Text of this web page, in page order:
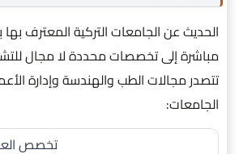
الحديث عن الجامعات التركية المعترف
مباشرة إلى تخصصات محددة لا مجال
تتصدر مجالات الطب والهندسة وإدارة
الجامعات:
تخصص